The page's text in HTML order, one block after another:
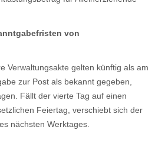
von
Verwaltungsakte gelten künftig als am
zur Post als bekannt gegeben,
Fällt der vierte Tag auf einen
Feiertag, verschiebt sich der
nächsten Werktages.